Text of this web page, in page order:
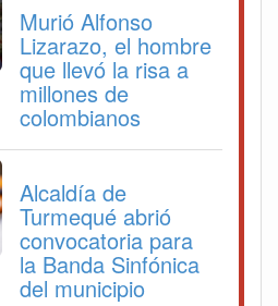
Murió Alfonso
Lizarazo, el hombre
que llevó la risa a
millones de
colombianos
Alcaldía de
Turmequé abrió
convocatoria para
la Banda Sinfónica
del municipio